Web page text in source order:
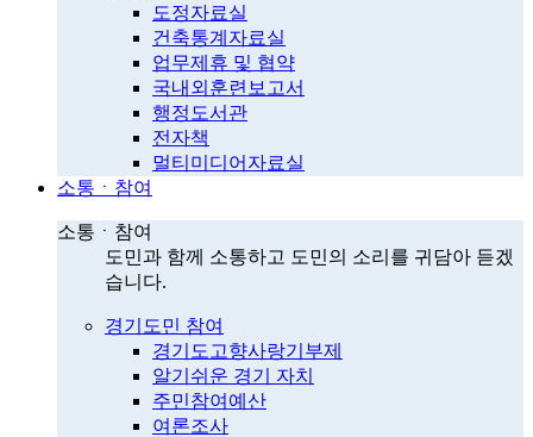
도정자료실
건축통계자료실
업무제휴 및 협약
국내외훈련보고서
행정도서관
전자책
멀티미디어자료실
소통ㆍ참여
소통ㆍ참여
도민과 함께 소통하고 도민의 소리를 귀담아 듣겠
습니다.
경기도민 참여
경기도고향사랑기부제
알기쉬운 경기 자치
주민참여예산
여론조사